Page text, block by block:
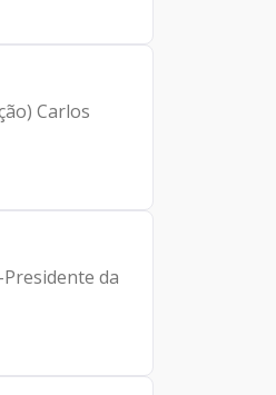
Carlos
da